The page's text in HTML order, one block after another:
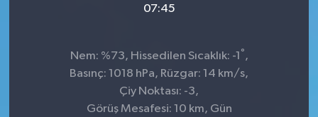
07:45
Nem: %73, Hissedilen Sıcaklık: -1 ° ,
Basınç: 1018 hPa, Rüzgar: 14 km/s,
Çiy Noktası: -3,
Görüş Mesafesi: 10 km, Gün